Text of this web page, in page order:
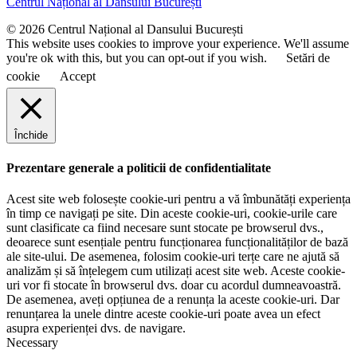
m
© 2026 Centrul Național al Dansului București
This website uses cookies to improve your experience. We'll assume
you're ok with this, but you can opt-out if you wish.
Setări de
cookie
Accept
Închide
Prezentare generale a politicii de confidentialitate
Acest site web folosește cookie-uri pentru a vă îmbunătăți experiența
în timp ce navigați pe site. Din aceste cookie-uri, cookie-urile care
sunt clasificate ca fiind necesare sunt stocate pe browserul dvs.,
deoarece sunt esențiale pentru funcționarea funcționalităților de bază
ale site-ului. De asemenea, folosim cookie-uri terțe care ne ajută să
analizăm și să înțelegem cum utilizați acest site web. Aceste cookie-
uri vor fi stocate în browserul dvs. doar cu acordul dumneavoastră.
De asemenea, aveți opțiunea de a renunța la aceste cookie-uri. Dar
renunțarea la unele dintre aceste cookie-uri poate avea un efect
asupra experienței dvs. de navigare.
Necessary